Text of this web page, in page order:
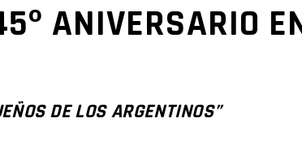
ANIVERSARIO
DE LOS ARGENTINOS”